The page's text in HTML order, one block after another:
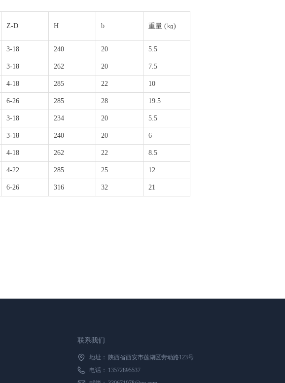
Z-D H b 重量 (㎏)
3-18 240 20 5.5
3-18 262 20 7.5
4-18 285 22 10
6-26 285 28 19.5
3-18 234 20 5.5
3-18 240 20 6
4-18 262 22 8.5
4-22 285 25 12
6-26 316 32 21
联系我们
地址：
陕西省西安市莲湖区劳动路123号
电话： 13572895537